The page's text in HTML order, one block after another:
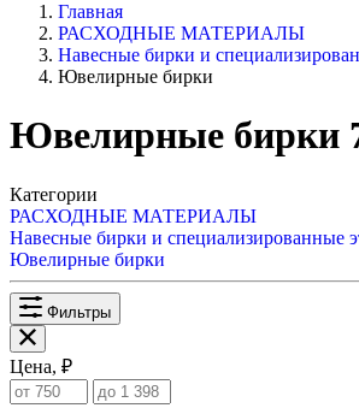
Главная
РАСХОДНЫЕ МАТЕРИАЛЫ
Навесные бирки и
Ювелирные бирки
Ювелирные бирки
Категории
РАСХОДНЫЕ МАТЕРИАЛЫ
Навесные бирки и специализированные
Ювелирные бирки
Фильтры
Цена, ₽